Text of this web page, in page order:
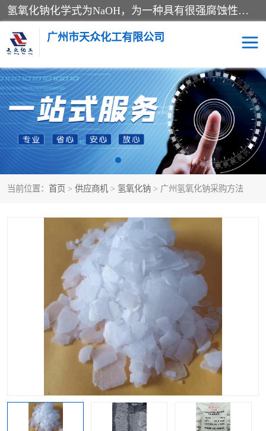
氢氧化钠化学式为NaOH，为一种具有很强腐蚀性的强碱，一般为片状或颗粒形态，易溶于水(溶于水时放热)并形成碱性溶液，另有潮解性，易吸取空气中的水蒸气(潮解)和(变质)。NaOH是化学实验室其中一种必备的化学品，亦为常见的化工品之一。纯品是无色透明的晶体。密度2.130g/cm3。熔点318.4℃。沸点1390℃。工业品含有少量的氯化和碳酸，是白色不透明的晶体。
广州市天众化工有限公司
当前位置： 首页 > 供应商机 > 氢氧化钠 > 广州氢氧化钠采购方法
亚硝酸钠 氢氧化钠
纯碱 硫代硫酸钠
草酸 醋酸钠
聚合氯化铝 焦磷酸二氢二钠
焦亚硫酸钠 磷酸三钠
一水葡萄糖
聚丙烯酰胺 一水柠檬酸
磷酸氢二钠 葡萄糖酸钠
氯酸钠 磷酸二氢钾
三聚磷酸钠
保险粉 工业白糖
过硫酸钠 过硫酸铵